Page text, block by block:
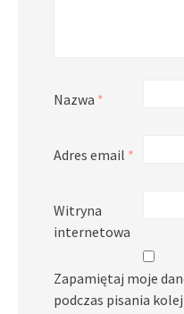
Nazwa *
Adres email *
Witryna
internetowa
Zapamiętaj moje
podczas pisania